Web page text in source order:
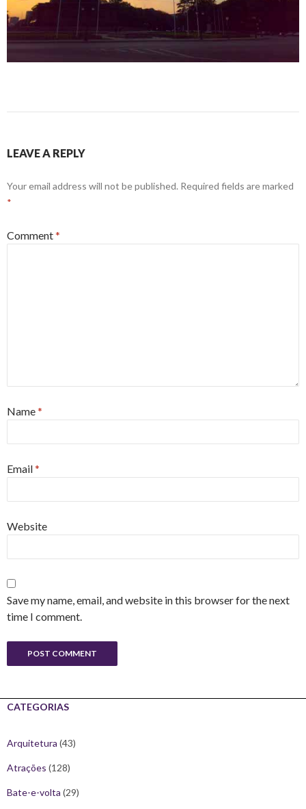
LEAVE A REPLY
Your email address will not be published. Required fields are marked
*
Comment*
Name*
Email*
Website
Save my name, email, and website in this browser for the next
time I comment.
CATEGORIAS
Arquitetura (43)
Atrações (128)
Bate-e-volta (29)